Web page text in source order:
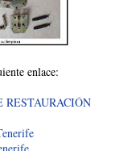
enlace:
RESTAURACIÓN